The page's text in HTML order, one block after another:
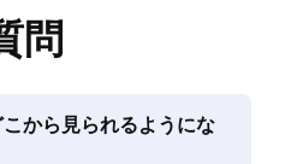
問
から見られるようにな